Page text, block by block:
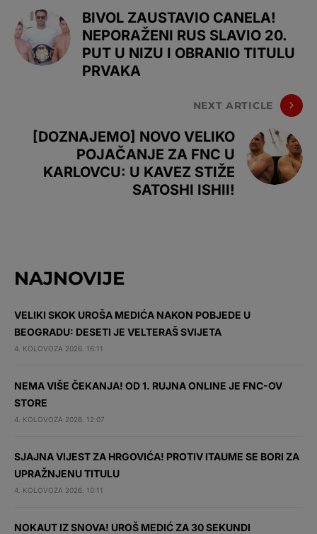
BIVOL ZAUSTAVIO CANELA!
NEPORAŽENI RUS SLAVIO 20.
PUT U NIZU I OBRANIO TITULU
PRVAKA
NEXT ARTICLE
[DOZNAJEMO] NOVO VELIKO
POJAČANJE ZA FNC U
KARLOVCU: U KAVEZ STIŽE
SATOSHI ISHII!
NAJNOVIJE
VELIKI SKOK UROŠA MEDIĆA NAKON POBJEDE U
BEOGRADU: DESETI JE VELTERAŠ SVIJETA
4. KOLOVOZA 2026. 16:11
NEMA VIŠE ČEKANJA! OD 1. RUJNA ONLINE JE FNC-OV
STORE
4. KOLOVOZA 2026. 12:07
SJAJNA VIJEST ZA HRGOVIĆA! PROTIV ITAUME SE BORI ZA
UPRAŽNJENU TITULU
4. KOLOVOZA 2026. 10:11
NOKAUT IZ SNOVA! UROŠ MEDIĆ ZA 30 SEKUNDI